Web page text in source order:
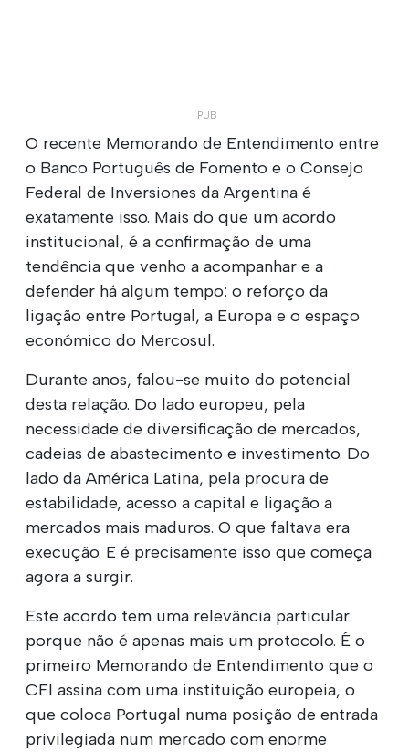
O recente Memorando de Entendimento entre
o Banco Português de Fomento e o Consejo
Federal de Inversiones da Argentina é
exatamente isso. Mais do que um acordo
institucional, é a confirmação de uma
tendência que venho a acompanhar e a
defender há algum tempo: o reforço da
ligação entre Portugal, a Europa e o espaço
económico do Mercosul.
Durante anos, falou-se muito do potencial
desta relação. Do lado europeu, pela
necessidade de diversificação de mercados,
cadeias de abastecimento e investimento. Do
lado da América Latina, pela procura de
estabilidade, acesso a capital e ligação a
mercados mais maduros. O que faltava era
execução. E é precisamente isso que começa
agora a surgir.
Este acordo tem uma relevância particular
porque não é apenas mais um protocolo. É o
primeiro Memorando de Entendimento que o
CFI assina com uma instituição europeia, o
que coloca Portugal numa posição de entrada
privilegiada num mercado com enorme